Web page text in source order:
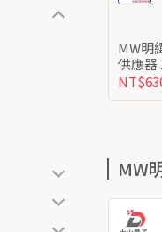
MW明緯 EDR-120-12 軌道
MW